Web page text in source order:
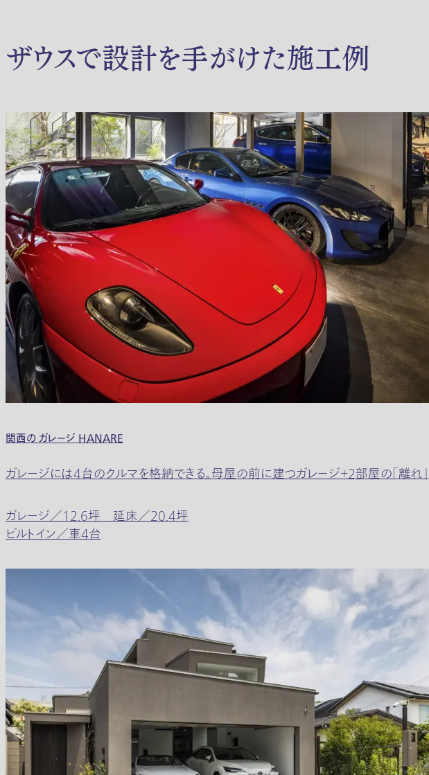
ザウスで設計を手がけた施工例
関西の ガレージ HANARE
ガレージには4台のクルマを格納できる。母屋の前に建つガレージ＋2部屋の「離れ」
ガレージ／12.6坪 延床／20.4坪
ビルトイン／車4台